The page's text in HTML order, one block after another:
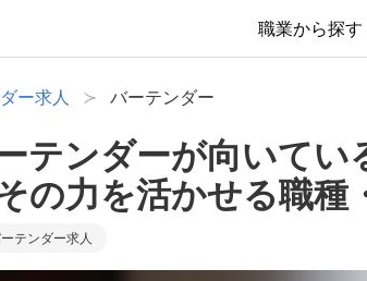
職業から探す
ー求人 バーテンダー
テンダーが向いてい
の力を活かせる職種
テンダー求人